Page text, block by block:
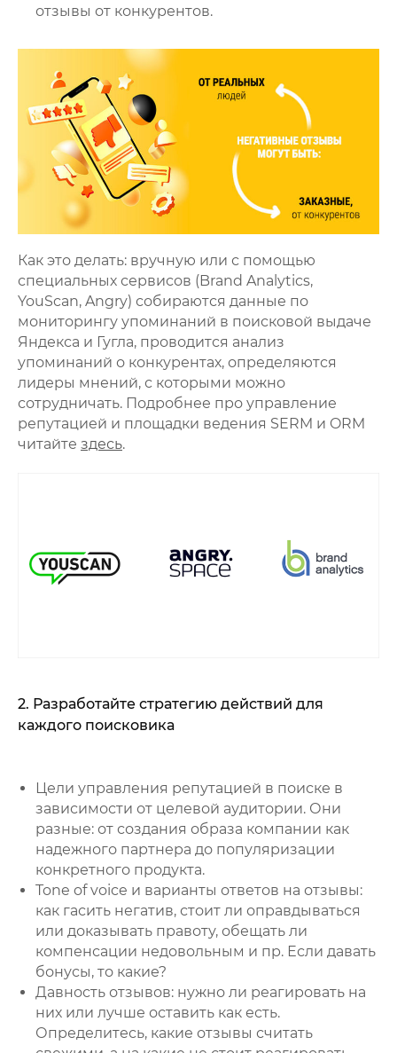
отзывы от конкурентов.
Как это делать: вручную или с помощью
специальных сервисов (Brand Analytics,
YouScan, Angry) собираются данные по
мониторингу упоминаний в поисковой выдаче
Яндекса и Гугла, проводится анализ
упоминаний о конкурентах, определяются
лидеры мнений, с которыми можно
сотрудничать. Подробнее про управление
репутацией и площадки ведения SERM и ORM
читайте здесь.
2. Разработайте стратегию действий для
каждого поисковика
Цели управления репутацией в поиске в
зависимости от целевой аудитории. Они
разные: от создания образа компании как
надежного партнера до популяризации
конкретного продукта.
Tone of voice и варианты ответов на отзывы:
как гасить негатив, стоит ли оправдываться
или доказывать правоту, обещать ли
компенсации недовольным и пр. Если давать
бонусы, то какие?
Давность отзывов: нужно ли реагировать на
них или лучше оставить как есть.
Определитесь, какие отзывы считать